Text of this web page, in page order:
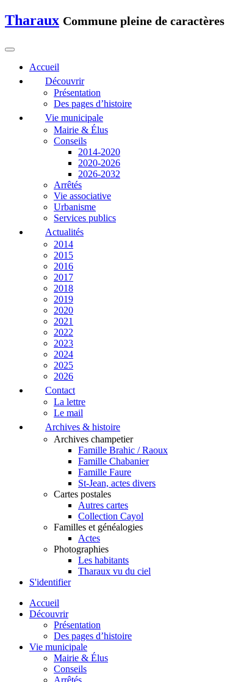
Tharaux Commune pleine de caractères
Accueil
Découvrir
Présentation
Des pages d’histoire
Vie municipale
Mairie & Élus
Conseils
2014-2020
2020-2026
2026-2032
Arrêtés
Vie associative
Urbanisme
Services publics
Actualités
2014
2015
2016
2017
2018
2019
2020
2021
2022
2023
2024
2025
2026
Contact
La lettre
Le mail
Archives & histoire
Archives champetier
Famille Brahic / Raoux
Famille Chabanier
Famille Faure
St-Jean, actes divers
Cartes postales
Autres cartes
Collection Cayol
Familles et généalogies
Actes
Photographies
Les habitants
Tharaux vu du ciel
S'identifier
Accueil
Découvrir
Présentation
Des pages d’histoire
Vie municipale
Mairie & Élus
Conseils
Arrêtés